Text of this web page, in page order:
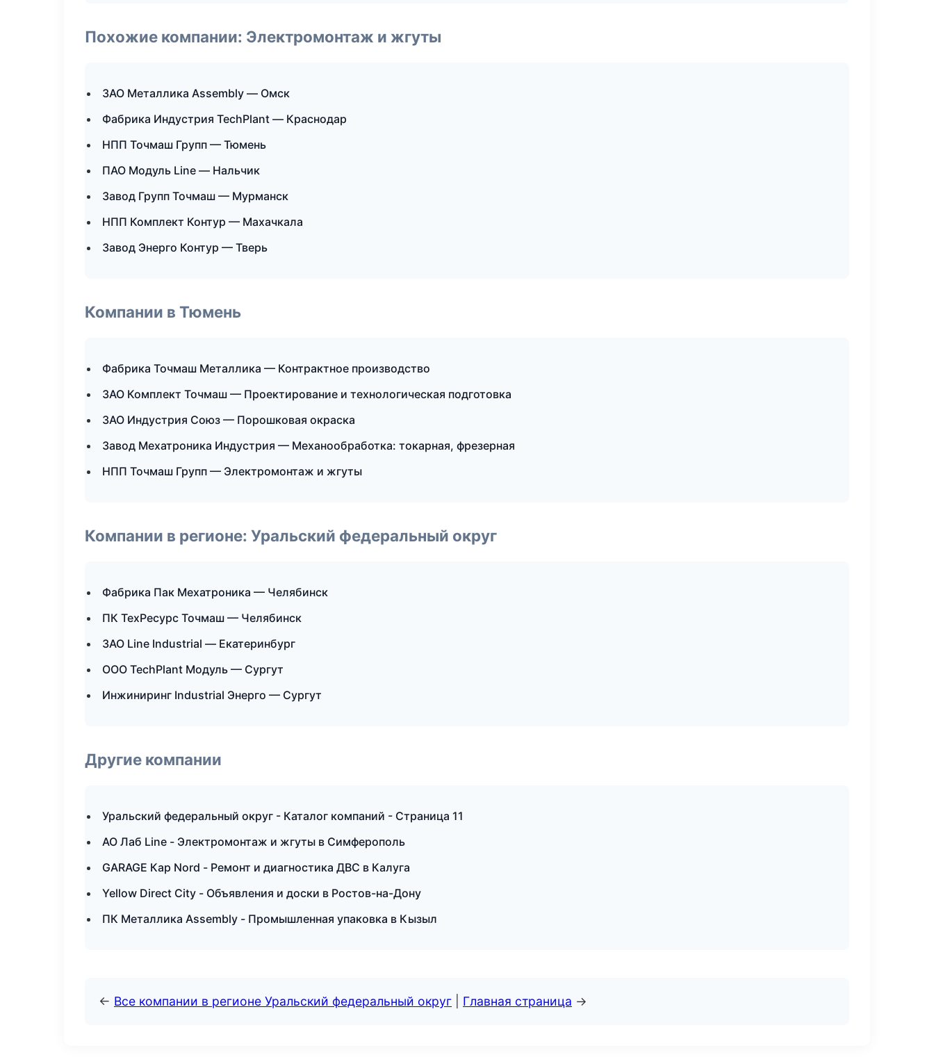
Похожие компании: Электромонтаж и жгуты
ЗАО Металлика Assembly — Омск
Фабрика Индустрия TechPlant — Краснодар
НПП Точмаш Групп — Тюмень
ПАО Модуль Line — Нальчик
Завод Групп Точмаш — Мурманск
НПП Комплект Контур — Махачкала
Завод Энерго Контур — Тверь
Компании в Тюмень
Фабрика Точмаш Металлика — Контрактное производство
ЗАО Комплект Точмаш — Проектирование и технологическая подготовка
ЗАО Индустрия Союз — Порошковая окраска
Завод Мехатроника Индустрия — Механообработка: токарная, фрезерная
НПП Точмаш Групп — Электромонтаж и жгуты
Компании в регионе: Уральский федеральный округ
Фабрика Пак Мехатроника — Челябинск
ПК ТехРесурс Точмаш — Челябинск
ЗАО Line Industrial — Екатеринбург
ООО TechPlant Модуль — Сургут
Инжиниринг Industrial Энерго — Сургут
Другие компании
Уральский федеральный округ - Каталог компаний - Страница 11
АО Лаб Line - Электромонтаж и жгуты в Симферополь
GARAGE Кар Nord - Ремонт и диагностика ДВС в Калуга
Yellow Direct City - Объявления и доски в Ростов-на-Дону
ПК Металлика Assembly - Промышленная упаковка в Кызыл
← Все компании в регионе Уральский федеральный округ Главная страница →